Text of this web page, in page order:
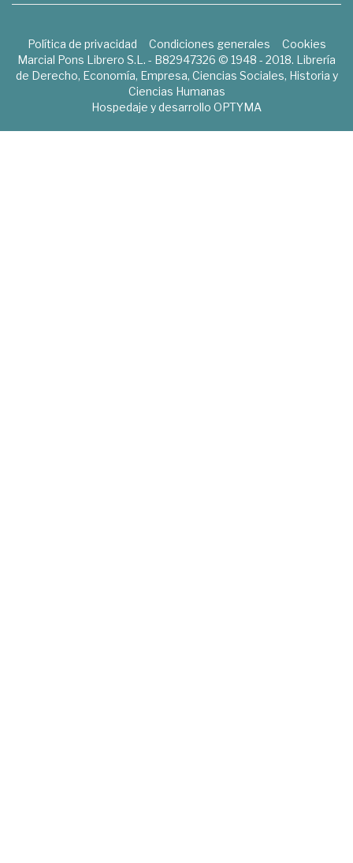
Política de privacidad Condiciones generales
Cookies
Marcial Pons Librero S.L. - B82947326 © 1948 - 2018. Librería
de Derecho, Economía, Empresa, Ciencias Sociales, Historia y
Ciencias Humanas
Hospedaje y desarrollo OPTYMA